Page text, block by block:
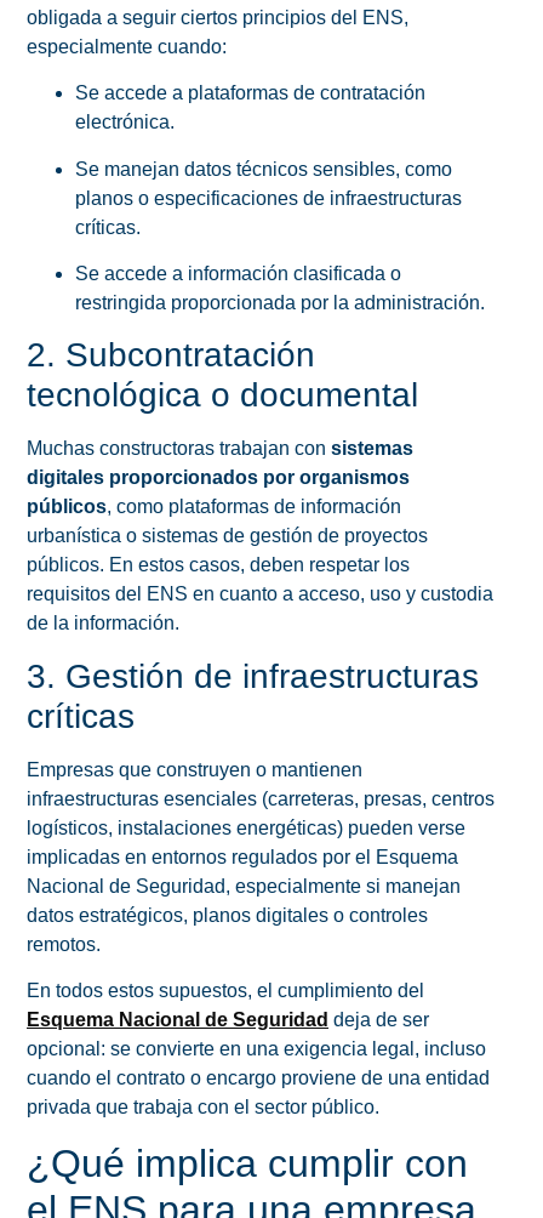
obligada a seguir ciertos principios del ENS,
especialmente cuando:
Se accede a plataformas de contratación
electrónica.
Se manejan datos técnicos sensibles, como
planos o especificaciones de infraestructuras
críticas.
Se accede a información clasificada o
restringida proporcionada por la administración.
2. Subcontratación
tecnológica o documental
Muchas constructoras trabajan con sistemas
digitales proporcionados por organismos
públicos, como plataformas de información
urbanística o sistemas de gestión de proyectos
públicos. En estos casos, deben respetar los
requisitos del ENS en cuanto a acceso, uso y custodia
de la información.
3. Gestión de infraestructuras
críticas
Empresas que construyen o mantienen
infraestructuras esenciales (carreteras, presas, centros
logísticos, instalaciones energéticas) pueden verse
implicadas en entornos regulados por el Esquema
Nacional de Seguridad, especialmente si manejan
datos estratégicos, planos digitales o controles
remotos.
En todos estos supuestos, el cumplimiento del
Esquema Nacional de Seguridad deja de ser
opcional: se convierte en una exigencia legal, incluso
cuando el contrato o encargo proviene de una entidad
privada que trabaja con el sector público.
¿Qué implica cumplir con
el ENS para una empresa